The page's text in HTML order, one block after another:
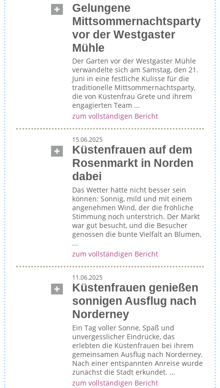
Gelungene
Mittsommernachtsparty
vor der Westgaster
Mühle
Der Garten vor der Westgaster Mühle
verwandelte sich am Samstag, den 21.
Juni in eine festliche Kulisse für die
traditionelle Mittsommernachtsparty,
die von Küstenfrau Grete und ihrem
engagierten Team ...
zum vollständigen Bericht
15.06.2025
Küstenfrauen auf dem
Rosenmarkt in Norden
dabei
Das Wetter hätte nicht besser sein
können: Sonnig, mild und mit einem
angenehmen Wind, der die fröhliche
Stimmung noch unterstrich. Der Markt
war gut besucht, und die Besucher
genossen die bunte Vielfalt an Blumen,
...
zum vollständigen Bericht
11.06.2025
Küstenfrauen genießen
sonnigen Ausflug nach
Norderney
Ein Tag voller Sonne, Spaß und
unvergesslicher Eindrücke, das
erlebten die Küstenfrauen bei ihrem
gemeinsamen Ausflug nach Norderney.
Nach einer entspannten Anreise wurde
zunächst die Stadt erkundet. ...
zum vollständigen Bericht